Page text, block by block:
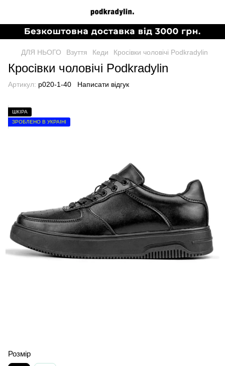
ДЛЯ НЬОГО Взуття Кеди Кросівки чоловічі Podkradylin
Кросівки чоловічі Podkradylin
Артикул: p020-1-40 Написати відгук
ШКІРА
ЗРОБЛЕНО В УКРАЇНІ
Розмір